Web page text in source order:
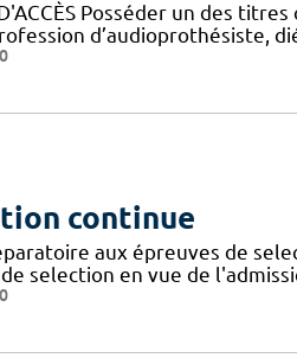
D'ACCÈS Posséder un des
d’audioprothésiste,
continue
aux épreuves de
selection en vue de